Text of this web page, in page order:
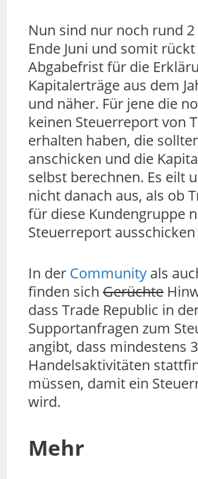
Nun sind nur noch rund
Ende Juni und somit
Abgabefrist für die
Kapitalerträge aus dem
und näher. Für jene die
keinen Steuerreport von
erhalten haben, die
anschicken und die
selbst berechnen. Es eilt
nicht danach aus, als ob
für diese Kundengruppe
Steuerreport
In der Community als
finden sich Gerüchte
dass Trade Republic in
Supportanfragen zum
angibt, dass mindestens 3
Handelsaktivitäten
müssen, damit ein
wird.
Mehr